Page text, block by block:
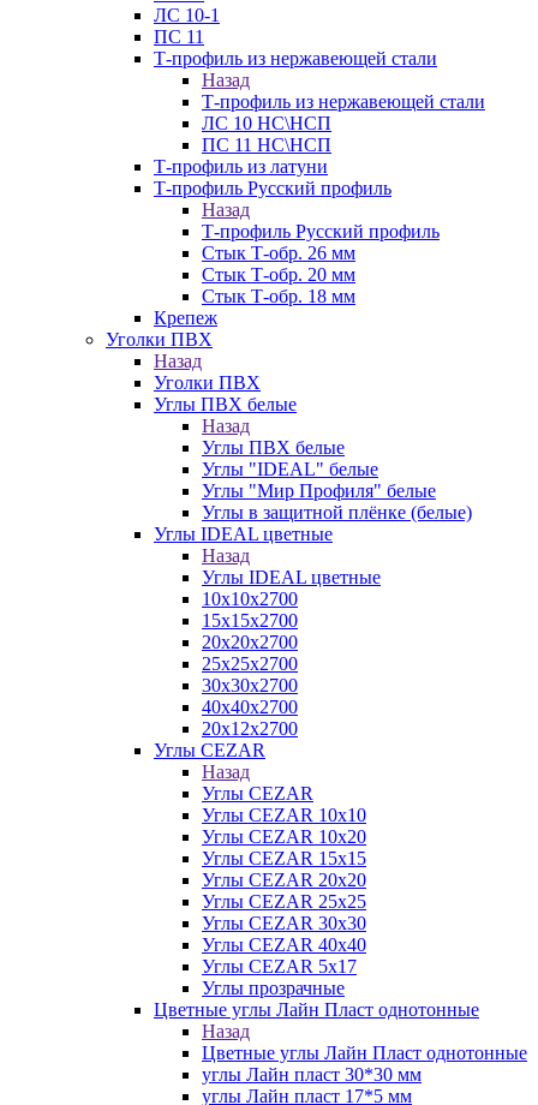
ЛС 10-1
ПС 11
Т-профиль из нержавеющей стали
Назад
Т-профиль из нержавеющей стали
ЛС 10 НС\НСП
ПС 11 НС\НСП
Т-профиль из латуни
Т-профиль Русский профиль
Назад
Т-профиль Русский профиль
Стык Т-обр. 26 мм
Стык Т-обр. 20 мм
Стык Т-обр. 18 мм
Крепеж
Уголки ПВХ
Назад
Уголки ПВХ
Углы ПВХ белые
Назад
Углы ПВХ белые
Углы "IDEAL" белые
Углы "Мир Профиля" белые
Углы в защитной плёнке (белые)
Углы IDEAL цветные
Назад
Углы IDEAL цветные
10х10х2700
15х15х2700
20х20х2700
25х25х2700
30х30х2700
40х40х2700
20х12х2700
Углы CEZAR
Назад
Углы CEZAR
Углы CEZAR 10х10
Углы CEZAR 10х20
Углы CEZAR 15х15
Углы CEZAR 20х20
Углы CEZAR 25х25
Углы CEZAR 30х30
Углы CEZAR 40х40
Углы CEZAR 5х17
Углы прозрачные
Цветные углы Лайн Пласт однотонные
Назад
Цветные углы Лайн Пласт однотонные
углы Лайн пласт 30*30 мм
углы Лайн пласт 17*5 мм